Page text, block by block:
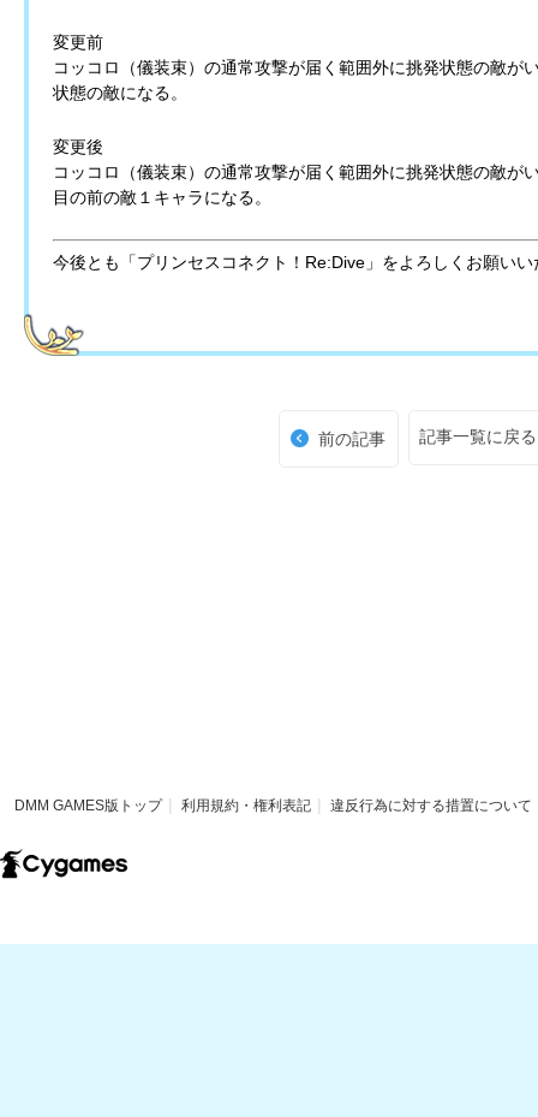
変更前
コッコロ（儀装束）の通常攻撃が届く範囲外に挑発状態の敵が
状態の敵になる。
変更後
コッコロ（儀装束）の通常攻撃が届く範囲外に挑発状態の敵が
目の前の敵１キャラになる。
今後とも「プリンセスコネクト！Re:Dive」をよろしくお願いい
前の記事 記事一覧に戻る
DMM GAMES版トップ 利用規約・権利表記 違反行為に対する措置について